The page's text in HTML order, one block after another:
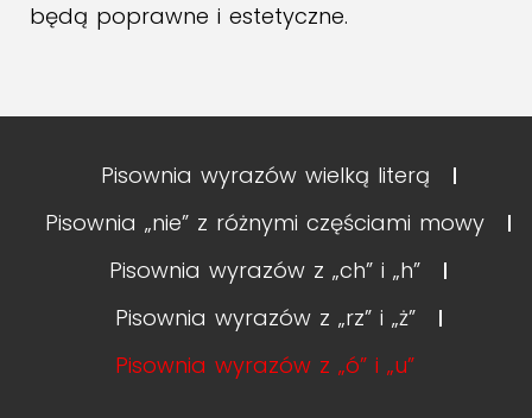
będą poprawne i estetyczne.
Pisownia wyrazów wielką literą
Pisownia „nie” z różnymi częściami mowy
Pisownia wyrazów z „ch” i „h”
Pisownia wyrazów z „rz” i „ż”
Pisownia wyrazów z „ó” i „u”